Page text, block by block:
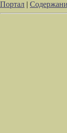
Портал |